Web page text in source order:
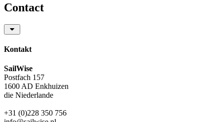
Contact
Kontakt
SailWise
Postfach 157
1600 AD Enkhuizen
die Niederlande
+31 (0)228 350 756